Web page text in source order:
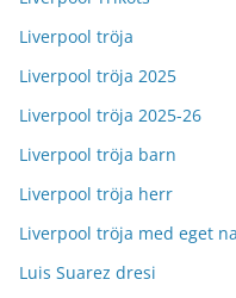
Liverpool tröja
Liverpool tröja 2025
Liverpool tröja 2025-26
Liverpool tröja barn
Liverpool tröja herr
Liverpool tröja med eget
Luis Suarez dresi